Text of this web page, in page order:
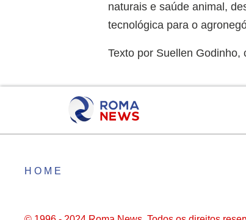
naturais e saúde animal,
tecnológica para o
Texto por Suellen Godinho,
HOME